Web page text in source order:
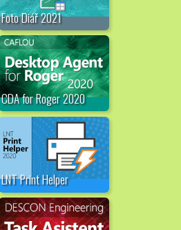
Foto Diář 2021
CDA for Roger 2020
LNT Print Helper